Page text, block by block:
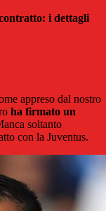
i dettagli
appreso dal nostro
ha firmato un
soltanto
con la Juventus.